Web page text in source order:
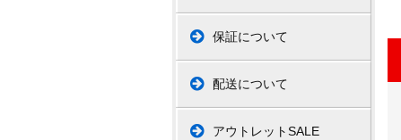
保証について
配送について
アウトレットSALE